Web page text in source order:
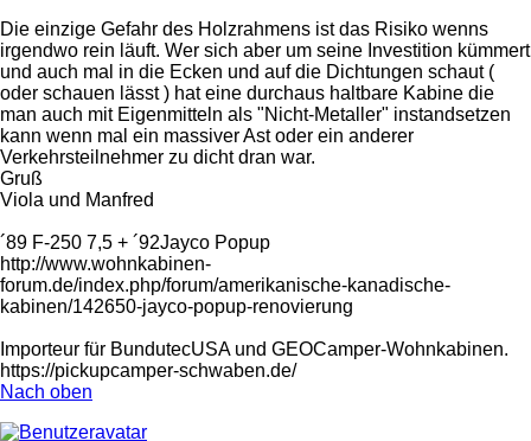
Die einzige Gefahr des Holzrahmens ist das Risiko wenns
irgendwo rein läuft. Wer sich aber um seine Investition kümmert
und auch mal in die Ecken und auf die Dichtungen schaut (
oder schauen lässt ) hat eine durchaus haltbare Kabine die
man auch mit Eigenmitteln als "Nicht-Metaller" instandsetzen
kann wenn mal ein massiver Ast oder ein anderer
Verkehrsteilnehmer zu dicht dran war.
Gruß
Viola und Manfred
´89 F-250 7,5 + ´92Jayco Popup
http://www.wohnkabinen-
forum.de/index.php/forum/amerikanische-kanadische-
kabinen/142650-jayco-popup-renovierung
Importeur für BundutecUSA und GEOCamper-Wohnkabinen.
https://pickupcamper-schwaben.de/
Nach oben